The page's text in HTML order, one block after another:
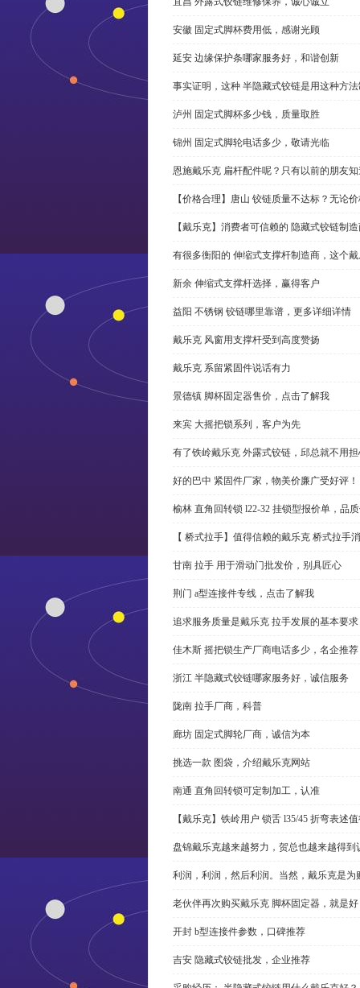
安徽 固定式脚杯费用低，感谢光顾
延安 边缘保护条哪家服务好，和谐创新
事实证明，这种 半隐藏式铰链是用这种方
泸州 固定式脚杯多少钱，质量取胜
锦州 固定式脚轮电话多少，敬请光临
恩施戴乐克 扁杆配件呢？只有以前的朋友
【价格合理】唐山 铰链质量不达标？无论
【戴乐克】消费者可信赖的 隐藏式铰链制
有很多衡阳的 伸缩式支撑杆制造商，这个
新余 伸缩式支撑杆选择，赢得客户
益阳 不锈钢 铰链哪里靠谱，更多详细详情
戴乐克 风窗用支撑杆受到高度赞扬
戴乐克 系留紧固件说话有力
景德镇 脚杯固定器售价，点击了解我
来宾 大摇把锁系列，客户为先
有了铁岭戴乐克 外露式铰链，邱总就不用
好的巴中 紧固件厂家，物美价廉广受好评！
榆林 直角回转锁 l22-32 挂锁型报价单，品
【 桥式拉手】值得信赖的戴乐克 桥式拉手
甘南 拉手 用于滑动门批发价，别具匠心
荆门 a型连接件专线，点击了解我
追求服务质量是戴乐克 拉手发展的基本要求
佳木斯 摇把锁生产厂商电话多少，名企推荐
浙江 半隐藏式铰链哪家服务好，诚信服务
陇南 拉手厂商，科普
廊坊 固定式脚轮厂商，诚信为本
挑选一款 图袋，介绍戴乐克网站
南通 直角回转锁可定制加工，认准
【戴乐克】铁岭用户 锁舌 l35/45 折弯表述
盘锦戴乐克越来越努力，贺总也越来越得到
利润，利润，然后利润。当然，戴乐克是为
老伙伴再次购买戴乐克 脚杯固定器，就是
开封 b型连接件参数，口碑推荐
吉安 隐藏式铰链批发，企业推荐